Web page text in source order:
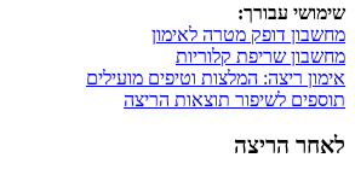
שימושי עבורך:
מחשבון דופק מטרה לאימון
מחשבון שריפת קלוריות
אימון ריצה: המלצות וטיפים מועילים
תוספים לשיפור תוצאות הריצה
לאחר הריצה